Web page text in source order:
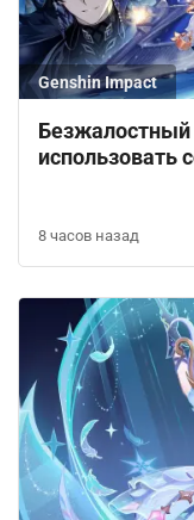
Genshin Impact
Безжалостный
использовать
8 часов назад